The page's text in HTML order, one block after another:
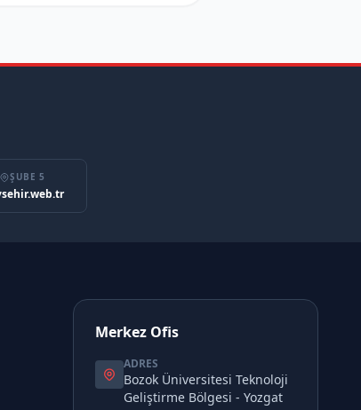
ŞUBE 5
Merkez Ofis
ADRES
Bozok Üniversitesi Teknoloji
Geliştirme Bölgesi - Yozgat